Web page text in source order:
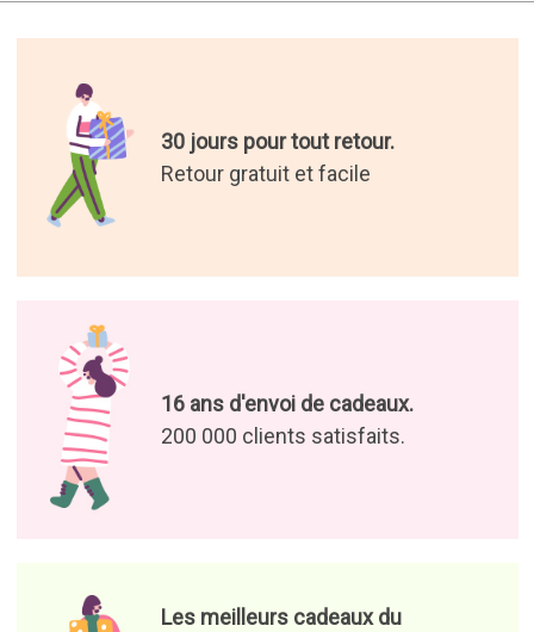
30 jours pour tout retour.
Retour gratuit et facile
16 ans d'envoi de cadeaux.
200 000 clients satisfaits.
Les meilleurs cadeaux du